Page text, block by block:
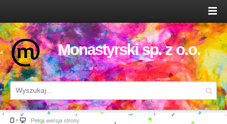
Monastyrski sp. z o.o.
Pełna wersja strony